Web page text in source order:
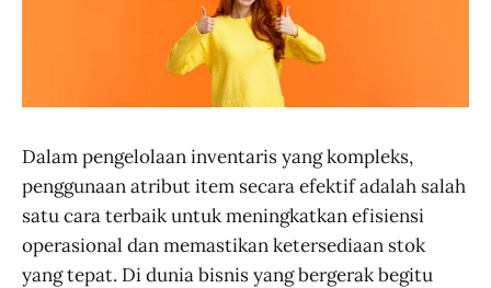
Dalam pengelolaan inventaris yang kompleks,
penggunaan atribut item secara efektif adalah salah
satu cara terbaik untuk meningkatkan efisiensi
operasional dan memastikan ketersediaan stok
yang tepat. Di dunia bisnis yang bergerak begitu